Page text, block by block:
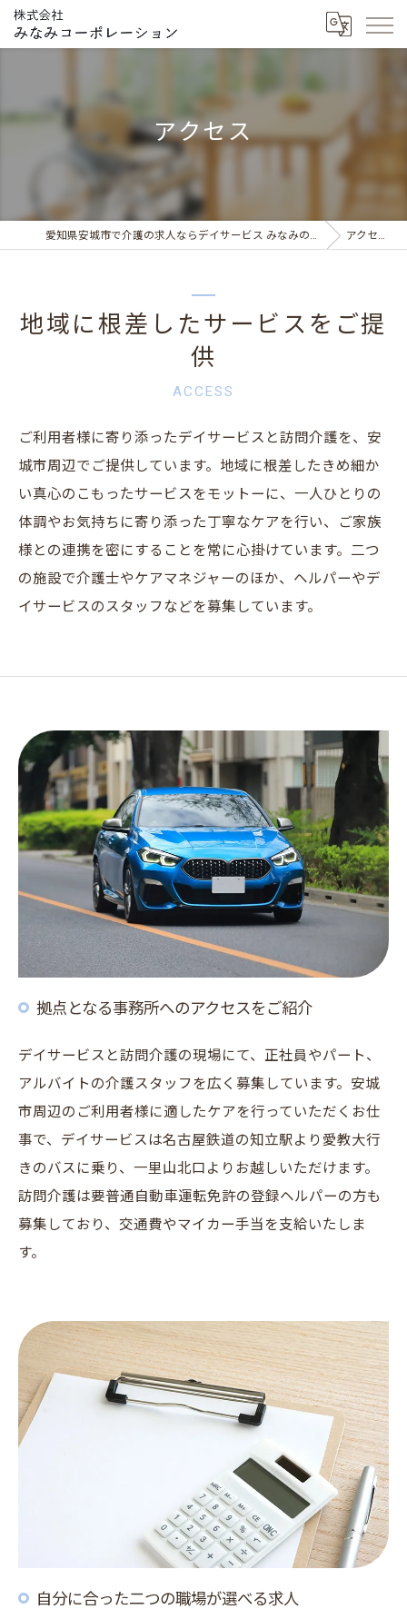
アクセス
愛知県安城市で介護の求人ならデイサービス みなみの風 アクセス
地域に根差したサービスをご提
供
ACCESS
ご利用者様に寄り添ったデイサービスと訪問介護を、安
城市周辺でご提供しています。地域に根差したきめ細か
い真心のこもったサービスをモットーに、一人ひとりの
体調やお気持ちに寄り添った丁寧なケアを行い、ご家族
様との連携を密にすることを常に心掛けています。二つ
の施設で介護士やケアマネジャーのほか、ヘルパーやデ
イサービスのスタッフなどを募集しています。
拠点となる事務所へのアクセスをご紹介
デイサービスと訪問介護の現場にて、正社員やパート、
アルバイトの介護スタッフを広く募集しています。安城
市周辺のご利用者様に適したケアを行っていただくお仕
事で、デイサービスは名古屋鉄道の知立駅より愛教大行
きのバスに乗り、一里山北口よりお越しいただけます。
訪問介護は要普通自動車運転免許の登録ヘルパーの方も
募集しており、交通費やマイカー手当を支給いたしま
す。
自分に合った二つの職場が選べる求人